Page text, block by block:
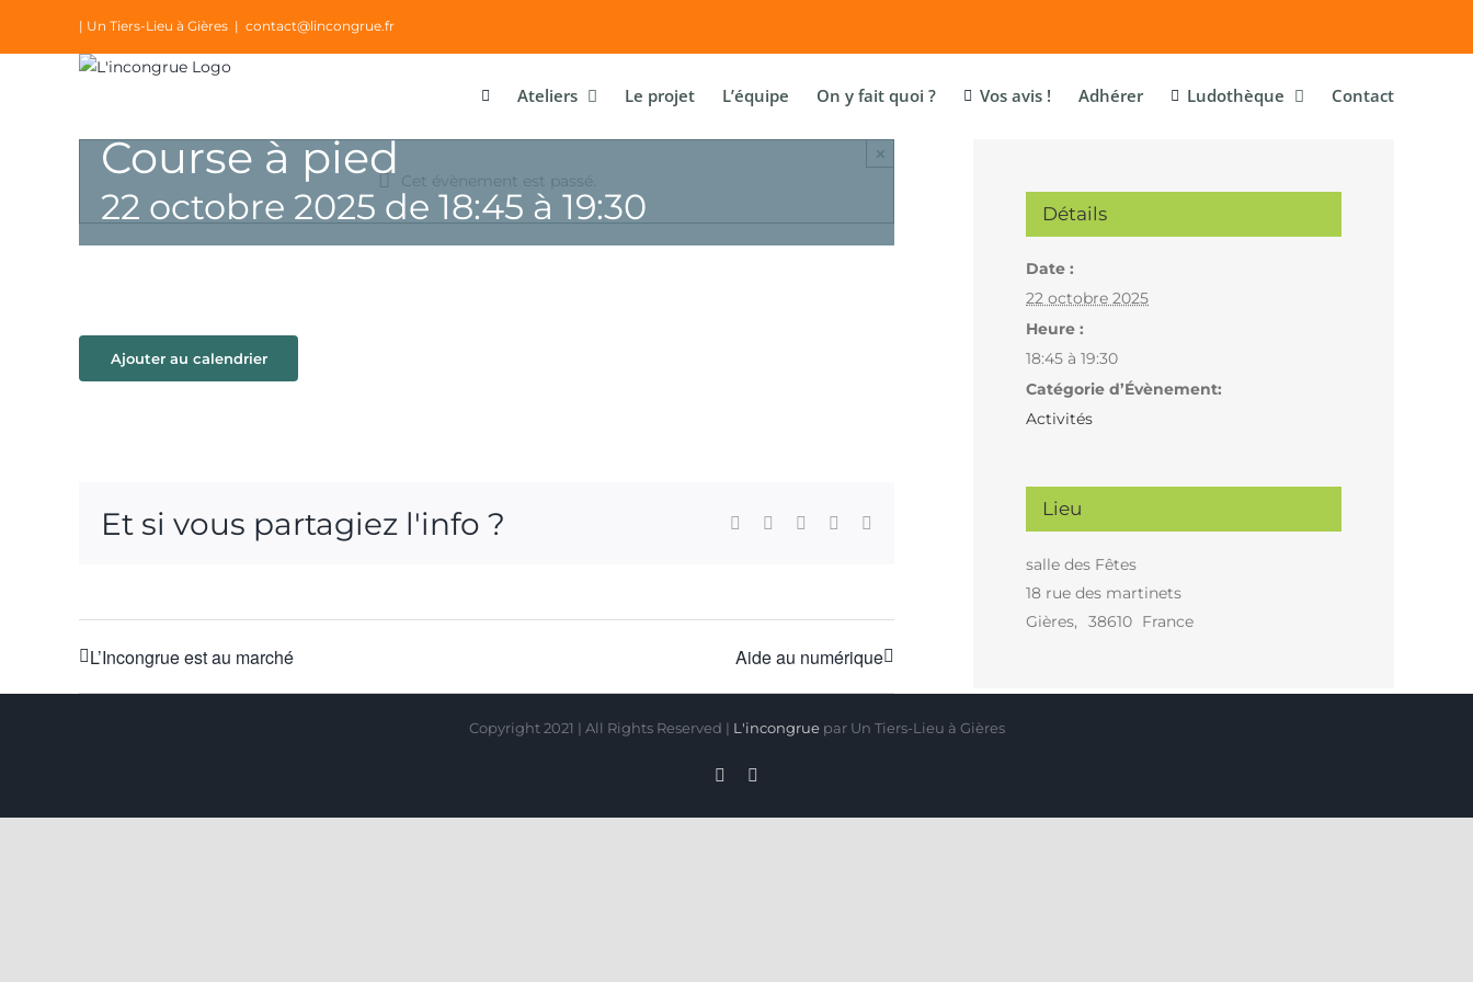
| Un Tiers-Lieu à Gières | contact@lincongrue.fr
Ateliers Le projet L’équipe On y fait quoi ? Vos avis ! Adhérer Ludothèque Contact
Cet évènement est passé.
×
Course à pied
22 octobre 2025 de 18:45 à 19:30
Ajouter au calendrier
Et si vous partagiez l'info ? Facebook WhatsApp
Pinterest
L’Incongrue est au marché Aide au numérique
Détails
Date :
22 octobre 2025
Heure :
18:45 à 19:30
Catégorie d’Évènement:
Activités
Lieu
salle des Fêtes
18 rue des martinets
Gières, 38610 France
Copyright 2021 | All Rights Reserved | L'incongruepar Un Tiers-Lieu à Gières
Facebook